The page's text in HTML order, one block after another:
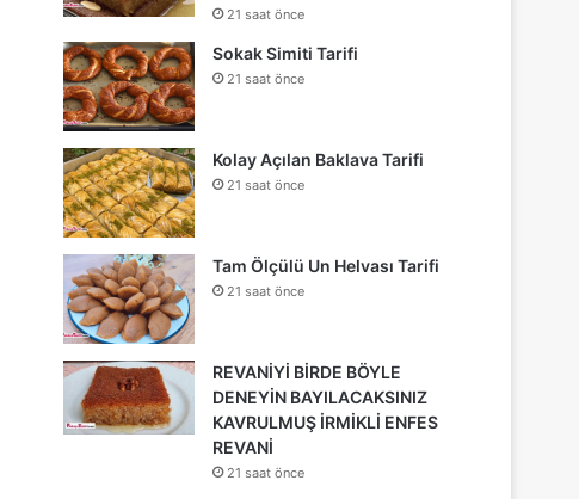
21 saat önce
Sokak Simiti Tarifi
21 saat önce
Kolay Açılan Baklava Tarifi
21 saat önce
Tam Ölçülü Un Helvası Tarifi
21 saat önce
REVANİYİ BİRDE BÖYLE
DENEYİN BAYILACAKSINIZ
KAVRULMUŞ İRMİKLİ ENFES
REVANİ
21 saat önce